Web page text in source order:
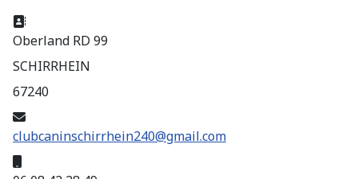
Adresse:
Oberland RD 99
SCHIRRHEIN
67240
E-mail:
clubcaninschirrhein240@gmail.com